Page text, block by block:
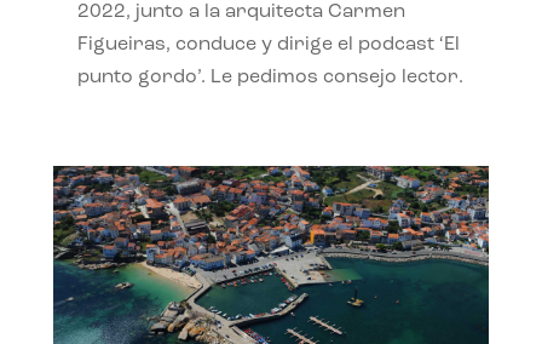
2022, junto a la arquitecta Carmen
Figueiras, conduce y dirige el podcast ‘El
punto gordo’. Le pedimos consejo lector.